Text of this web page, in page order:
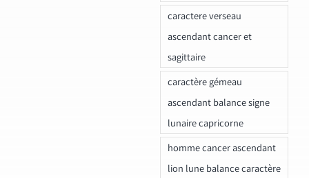
caractere verseau
ascendant cancer et
sagittaire
caractère gémeau
ascendant balance signe
lunaire capricorne
homme cancer ascendant
lion lune balance caractère